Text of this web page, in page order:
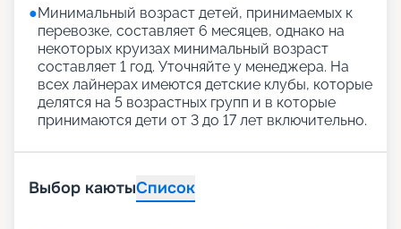
●Минимальный возраст детей, принимаемых к
перевозке, составляет 6 месяцев, однако на
некоторых круизах минимальный возраст
составляет 1 год. Уточняйте у менеджера. На
всех лайнерах имеются детские клубы, которые
делятся на 5 возрастных групп и в которые
принимаются дети от 3 до 17 лет включительно.
Выбор каютыСписок